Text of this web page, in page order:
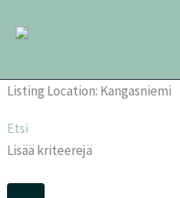
sisältöön
Listing Location: Kangasniemi
Etsi
Lisää kriteerejä